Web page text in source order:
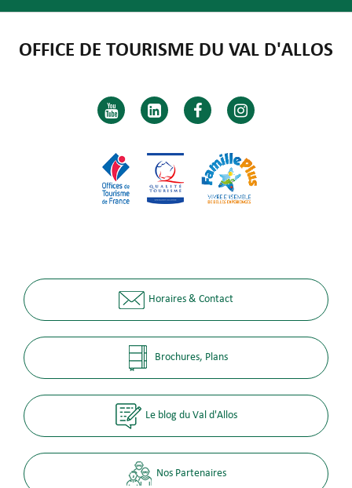
OFFICE DE TOURISME DU VAL D'ALLOS
Horaires & Contact
Brochures, Plans
Le blog du Val d'Allos
Nos Partenaires